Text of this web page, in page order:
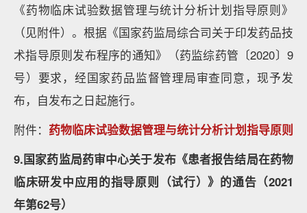
《药物临床试验数据管理与统计分析计划指导原则》
（见附件）。根据《国家药监局综合司关于印发药品技
术指导原则发布程序的通知》（药监综药管〔2020〕9
号）要求，经国家药品监督管理局审查同意，现予发
布，自发布之日起施行。
附件： 药物临床试验数据管理与统计分析计划指导原则
9.国家药监局药审中心关于发布《患者报告结局在药物
临床研发中应用的指导原则（试行）》的通告（2021
年第62号）